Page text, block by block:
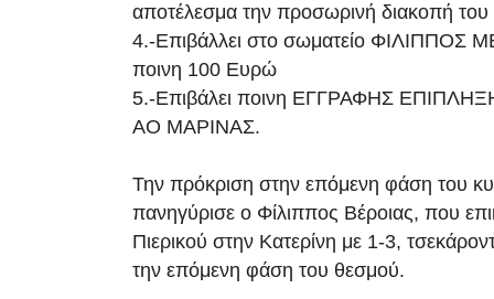
αποτέλεσμα την προσωρινή διακοπή
4.-Επιβάλλει στο σωματείο ΦΙΛΙΠΠΟΣ
ποινη 100 Ευρώ
5.-Επιβάλει ποινη ΕΓΓΡΑΦΗΣ
ΑΟ ΜΑΡΙΝΑΣ.
Την πρόκριση στην επόμενη φάση του
πανηγύρισε ο Φίλιππος Βέροιας, που
Πιερικού στην Κατερίνη με 1-3,
την επόμενη φάση του θεσμού.